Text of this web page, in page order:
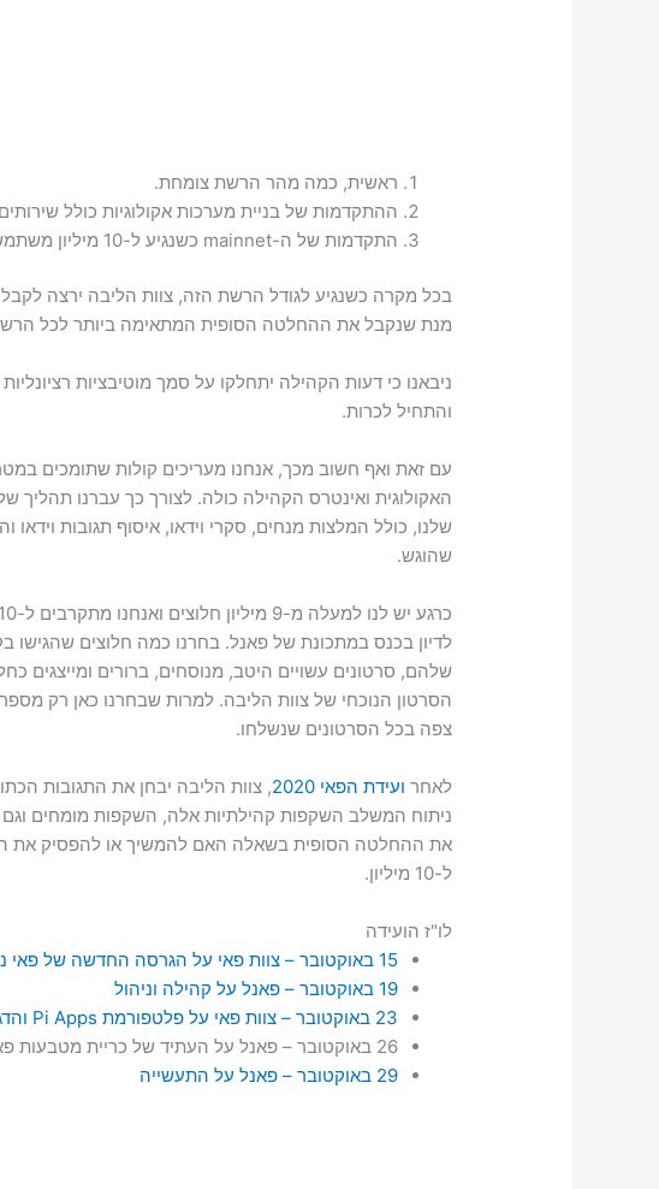
ראשית, כמה מהר הרשת צומחת.
ההתקדמות של בניית מערכות אקולוגיות כולל שירותים
התקדמות של ה-mainnet כשנגיע ל-10 מיליון משתמשים.
בכל מקרה כשנגיע לגודל הרשת הזה, צוות הליבה ירצה
מנת שנקבל את ההחלטה הסופית המתאימה ביותר לכל
ניבאנו כי דעות הקהילה יתחלקו על סמך מוטיבציות
והתחיל לכרות.
עם זאת ואף חשוב מכך, אנחנו מעריכים קולות שתומכים
האקולוגית ואינטרס הקהילה כולה. לצורך כך עברנו תהליך
שלנו, כולל המלצות מנחים, סקרי וידאו, איסוף תגובות וידאו
שהוגש.
לדיון בכנס במתכונת של פאנל. בחרנו כמה חלוצים שהגישו
שלהם, סרטונים עשויים היטב, מנוסחים, ברורים ומייצגים
הסרטון הנוכחי של צוות הליבה. למרות שבחרנו כאן רק
צפה בכל הסרטונים שנשלחו.
לאחר ועידת הפאי 2020
, צוות הליבה יבחן את התגובות
ניתוח המשלב השקפות קהילתיות אלה, השקפות מומחים
את ההחלטה הסופית בשאלה האם להמשיך או להפסיק את
ל-10 מיליון.
לו"ז הועידה
15 באוקטובר – צוות פאי על הגרסה החדשה של פאי נוד והתכניות העתידיות
19 באוקטובר – פאנל על קהילה וניהול
23 באוקטובר – צוות פאי על פלטפורמת Pi Apps והדגמות למפתחי צד שלישי
26 באוקטובר – פאנל על העתיד של כריית מטבעות פאי.
29 באוקטובר – פאנל על התעשייה